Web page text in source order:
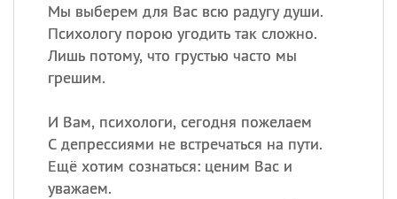
Мы выберем для Вас всю радугу души.
Психологу порою угодить так сложно.
Лишь потому, что грустью часто мы
грешим.
И Вам, психологи, сегодня пожелаем
С депрессиями не встречаться на пути.
Ещё хотим сознаться: ценим Вас и
уважаем.